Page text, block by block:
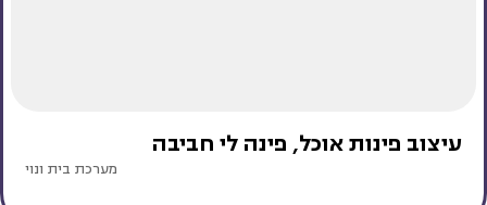
עיצוב פינות אוכל, פינה לי חביבה
מערכת בית ונוי